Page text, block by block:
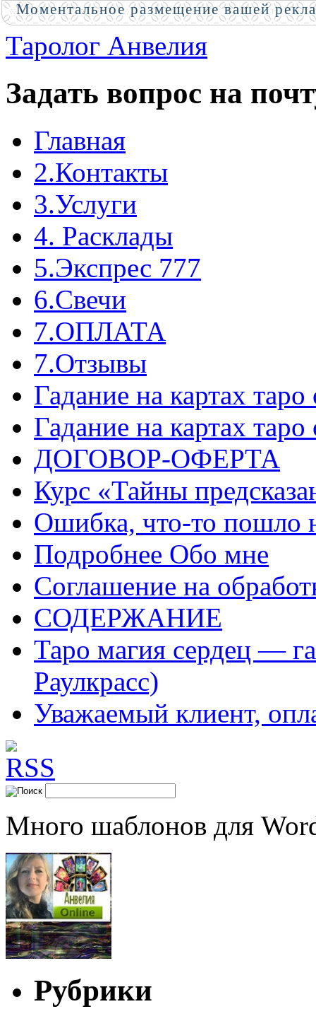
Таролог Анвелия
Задать вопрос на
Главная
2.Контакты
3.Услуги
4. Расклады
5.Экспрес 777
6.Свечи
7.ОПЛАТА
7.Отзывы
Гадание на картах
Гадание на картах
ДОГОВОР-ОФЕРТА
Курс «Тайны
Ошибка, что-то пошло
Подробнее Обо мне
Соглашение на
СОДЕРЖАНИЕ
Таро магия сердец —
Раулкрасс)
Уважаемый клиент,
Много шаблонов для
Рубрики
Моментальное размещение вашей